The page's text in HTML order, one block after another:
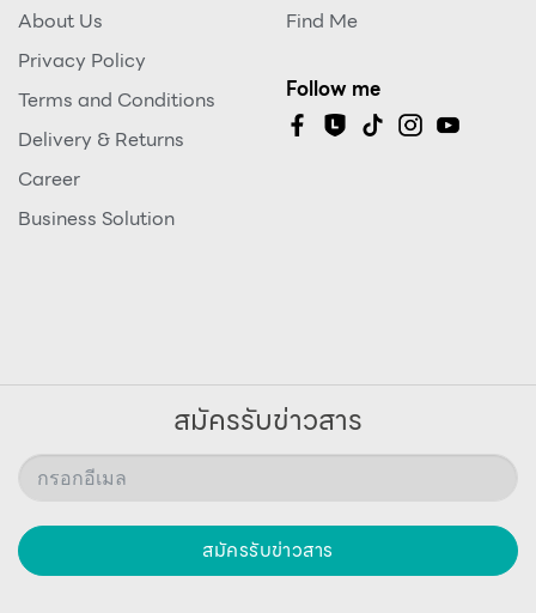
About Us
Privacy Policy
Terms and Conditions
Delivery & Returns
Career
Business Solution
Find Me
Follow me
สมัครรับข่าวสาร
สมัครรับข่าวสาร